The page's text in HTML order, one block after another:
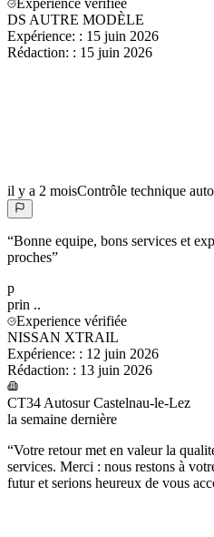
DS AUTRE MODÈLE
Expérience: : 15 juin 2026
Rédaction: : 15 juin 2026
il y a 2 moisContrôle technique
“Bonne equipe, bons services et
proches”
p
prin ..
Experience vérifiée
NISSAN XTRAIL
Expérience: : 12 juin 2026
Rédaction: : 13 juin 2026
CT34 Autosur Castelnau-le-Lez
la semaine dernière
“Votre retour met en valeur la
services. Merci : nous restons à
futur et serions heureux de vous